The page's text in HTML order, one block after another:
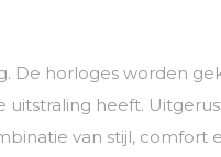
De horloges worden
heeft.
van stijl, comfort